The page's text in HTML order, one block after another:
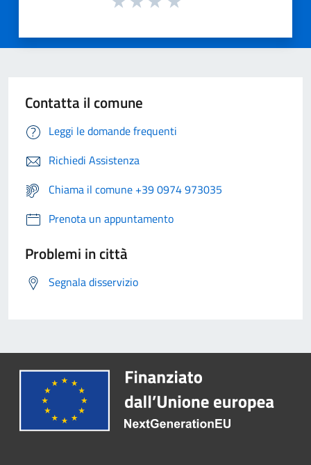
Contatta il comune
Leggi le domande frequenti
Richiedi Assistenza
Chiama il comune +39 0974 973035
Prenota un appuntamento
Problemi in città
Segnala disservizio